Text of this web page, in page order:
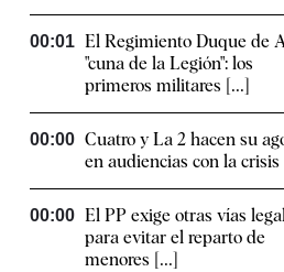
00:01 El Regimiento Duque de
"cuna de la Legión": los
primeros militares [...]
00:00 Cuatro y La 2 hacen su
en audiencias con la crisis
00:00 El PP exige otras vías
para evitar el reparto de
menores [...]